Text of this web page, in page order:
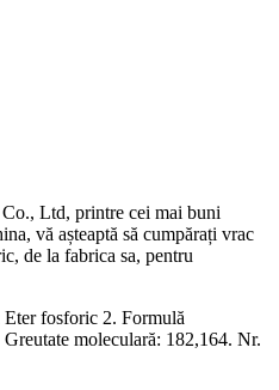
Ltd, printre cei mai buni
vă așteaptă să cumpărați vrac
de la fabrica sa, pentru
fosforic 2. Formulă
moleculară: 182,164. Nr.